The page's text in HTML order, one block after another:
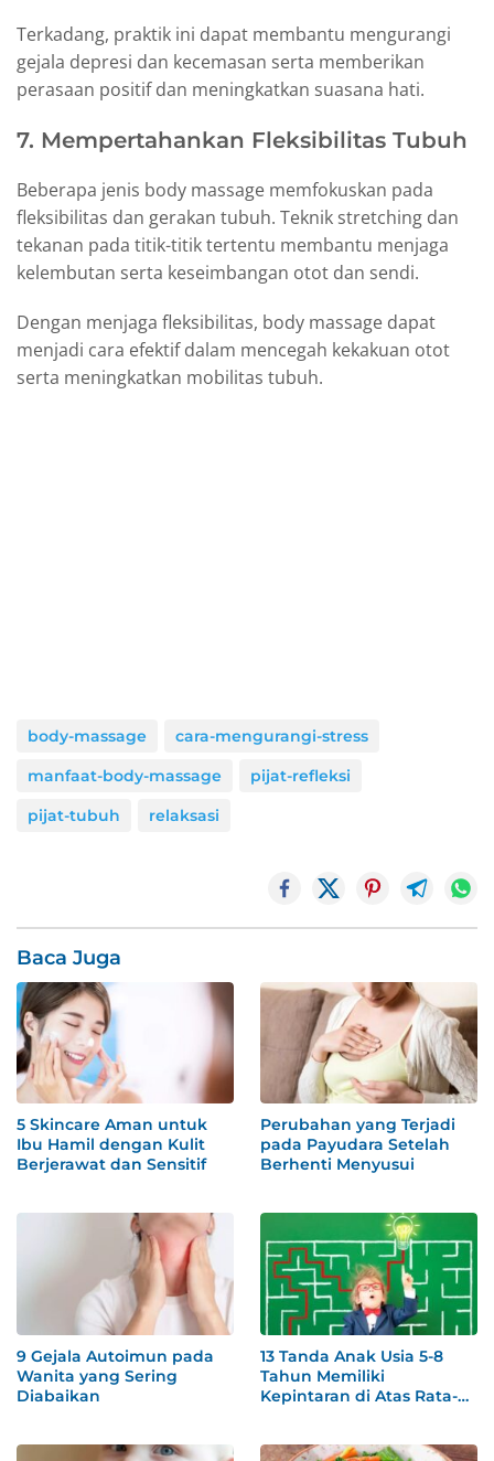
Terkadang, praktik ini dapat membantu mengurangi
gejala depresi dan kecemasan serta memberikan
perasaan positif dan meningkatkan suasana hati.
7. Mempertahankan Fleksibilitas Tubuh
Beberapa jenis body massage memfokuskan pada
fleksibilitas dan gerakan tubuh. Teknik stretching dan
tekanan pada titik-titik tertentu membantu menjaga
kelembutan serta keseimbangan otot dan sendi.
Dengan menjaga fleksibilitas, body massage dapat
menjadi cara efektif dalam mencegah kekakuan otot
serta meningkatkan mobilitas tubuh.
body-massage
cara-mengurangi-stress
manfaat-body-massage
pijat-refleksi
pijat-tubuh
relaksasi
Baca Juga
5 Skincare Aman untuk
Ibu Hamil dengan Kulit
Berjerawat dan Sensitif
Perubahan yang Terjadi
pada Payudara Setelah
Berhenti Menyusui
9 Gejala Autoimun pada
Wanita yang Sering
Diabaikan
13 Tanda Anak Usia 5-8
Tahun Memiliki
Kepintaran di Atas Rata-